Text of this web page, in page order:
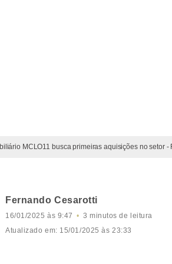
MCLO11 busca primeiras aquisições no setor -
Fernando Cesarotti
16/01/2025 às 9:47
3 minutos de leitura
Atualizado em: 15/01/2025 às 23:33